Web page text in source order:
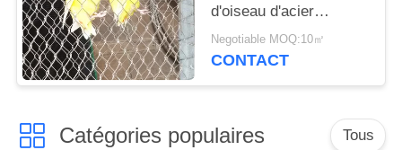
d'oiseau d'acier
inoxydable
anticorrosion
Negotiable MOQ:10㎡
CONTACT
Catégories populaires Tous